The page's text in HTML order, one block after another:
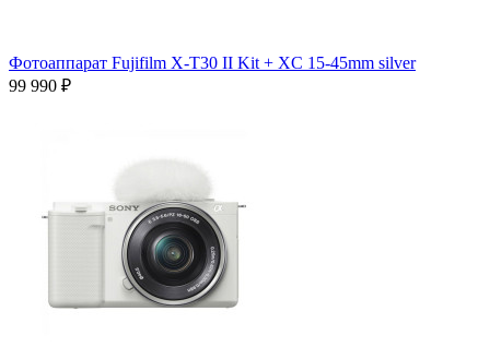
Фотоаппарат Fujifilm X-T30 II Kit + XC 15-45mm silver
99 990 ₽